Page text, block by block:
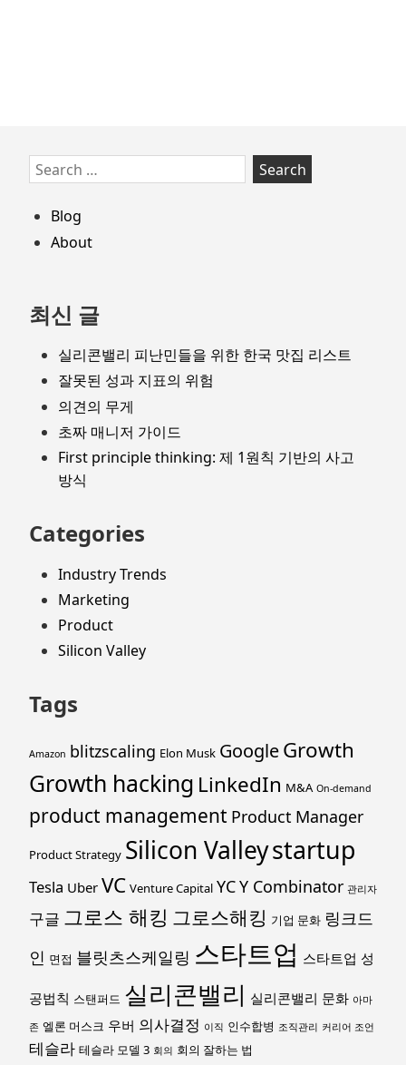
Skip
to
footer
Search
for:
Blog
About
최신 글
실리콘밸리 피난민들을 위한 한국 맛집 리스트
잘못된 성과 지표의 위험
의견의 무게
초짜 매니저 가이드
First principle thinking: 제 1원칙 기반의 사고
방식
Categories
Industry Trends
Marketing
Product
Silicon Valley
Tags
Amazon blitzscaling Elon Musk GoogleGrowth
Growth hacking LinkedIn M&A On-demand
product management Product Manager
Product Strategy Silicon Valleystartup
Tesla Uber VC Venture Capital YCY Combinator 관리자
구글 그로스 해킹 그로스해킹 기업 문화 링크드
인 면접 블릿츠스케일링 스타트업 스타트업 성
공법칙 스탠퍼드 실리콘밸리 실리콘밸리 문화 아마
존 엘론 머스크 우버 의사결정 이직 인수합병 조직관리 커리어 조언
테슬라 테슬라 모델 3 회의 회의 잘하는 법